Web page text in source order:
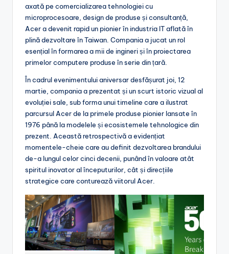
axată pe comercializarea tehnologiei cu
microprocesoare, design de produse și consultanță,
Acer a devenit rapid un pionier în industria IT aflată în
plină dezvoltare în Taiwan. Compania a jucat un rol
esențial în formarea a mii de ingineri și în proiectarea
primelor computere produse în serie din țară.
În cadrul evenimentului aniversar desfășurat joi, 12
martie, compania a prezentat și un scurt istoric vizual al
evoluției sale, sub forma unui timeline care a ilustrat
parcursul Acer de la primele produse pionier lansate în
1976 până la modelele și ecosistemele tehnologice din
prezent. Această retrospectivă a evidențiat
momentele-cheie care au definit dezvoltarea brandului
de-a lungul celor cinci decenii, punând în valoare atât
spiritul inovator al începuturilor, cât și direcțiile
strategice care conturează viitorul Acer.